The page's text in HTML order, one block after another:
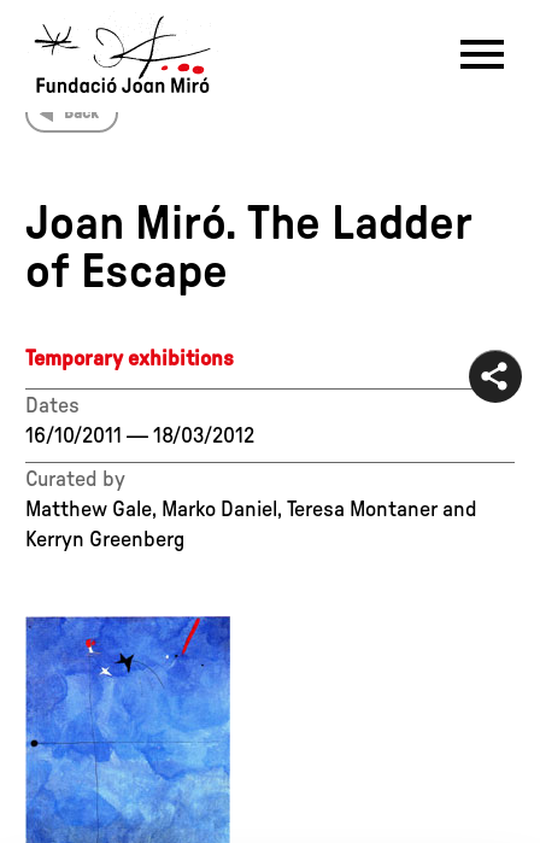
IT
日本語
한국어
NL
PT
Back
Joan Miró. The Ladder
of Escape
Temporary exhibitions
Dates
16/10/2011 —18/03/2012
Curated by
Matthew Gale, Marko Daniel, Teresa Montaner and
Kerryn Greenberg